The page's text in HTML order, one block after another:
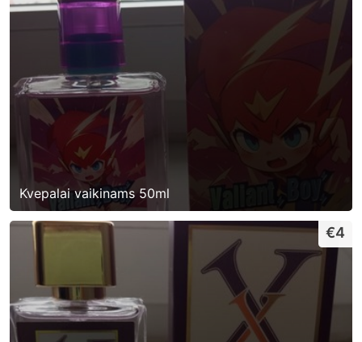
Kvepalai vaikinams 50ml
€4